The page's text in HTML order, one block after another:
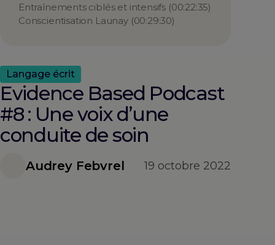
Entraînements ciblés et intensifs (00:22:35)
Conscientisation Launay (00:29:30)
Langage écrit
Evidence Based Podcast
#8 : Une voix d’une
conduite de soin
Audrey Febvrel 19 octobre 2022